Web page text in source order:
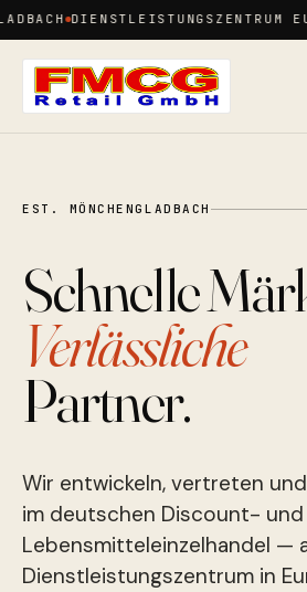
DIENSTLEISTUNGSZENTRUM
EST. MÖNCHENGLADBACH
Schnelle
Verlässliche
Partner.
Wir entwickeln, vertreten
im deutschen Discount- und
Lebensmitteleinzelhandel —
Dienstleistungszentrum in